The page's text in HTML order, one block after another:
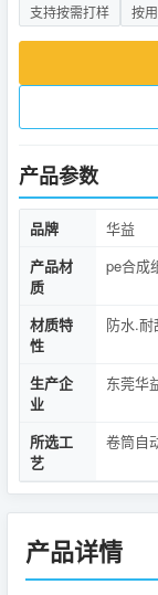
支持按需打样 按
产品参数
品牌
华益
产品材
质
pe合成
材质特
性
防水.
生产企
业
东莞华
所选工
艺
卷筒自
产品详情